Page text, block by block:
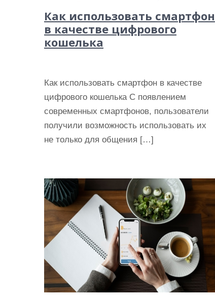
Как использовать смартфон
в качестве цифрового
кошелька
Как использовать смартфон в качестве
цифрового кошелька С появлением
современных смартфонов, пользователи
получили возможность использовать их
не только для общения […]